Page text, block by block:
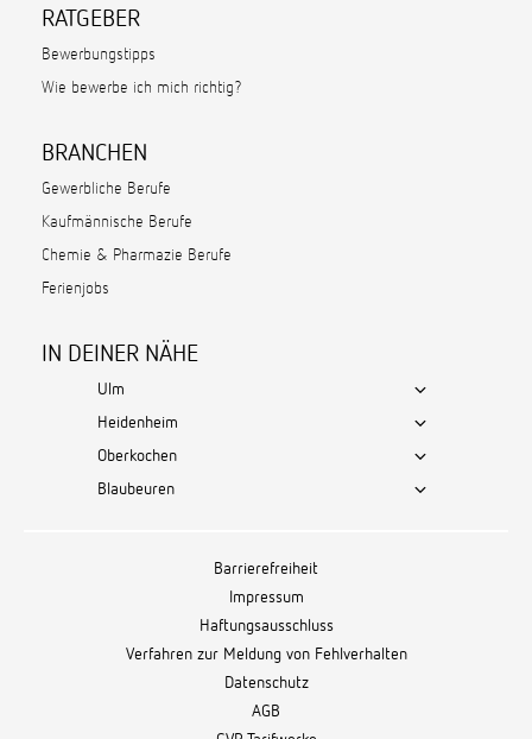
RATGEBER
Bewerbungstipps
Wie bewerbe ich mich richtig?
BRANCHEN
Gewerbliche Berufe
Kaufmännische Berufe
Chemie & Pharmazie Berufe
Ferienjobs
IN DEINER NÄHE
Ulm
Heidenheim
Oberkochen
Blaubeuren
Barrierefreiheit
Impressum
Haftungsausschluss
Verfahren zur Meldung von Fehlverhalten
Datenschutz
AGB